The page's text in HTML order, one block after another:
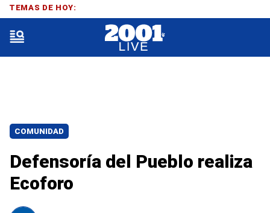
COMUNIDAD
Defensoría del Pueblo realiza
Ecoforo
TEMAS DE HOY: